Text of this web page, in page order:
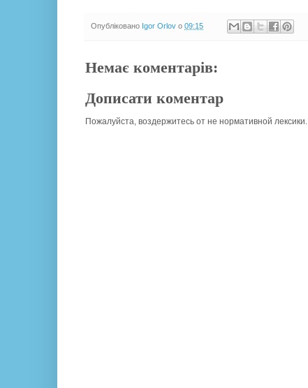
Опубліковано Igor Orlov о 09:15
Немає коментарів:
Дописати коментар
Пожалуйста, воздержитесь от не нормативной лексики.